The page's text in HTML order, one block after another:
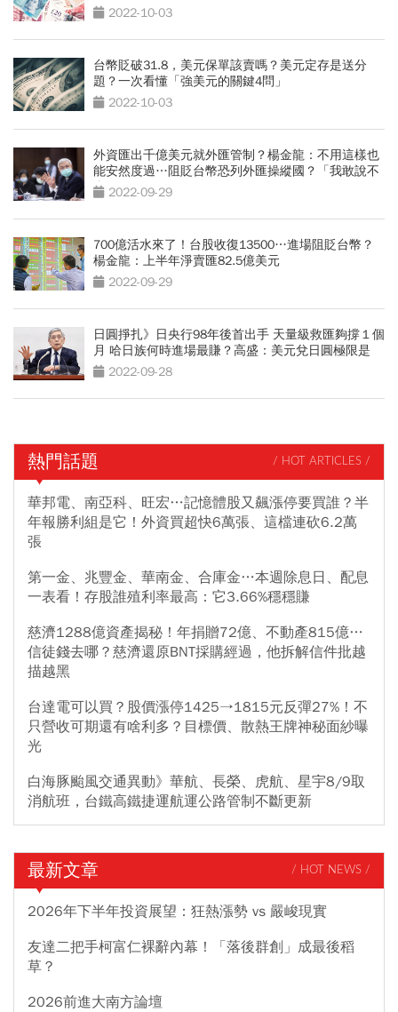
2022-10-03
台幣貶破31.8，美元保單該賣嗎？美元定存是送分
題？一次看懂「強美元的關鍵4問」
2022-10-03
外資匯出千億美元就外匯管制？楊金龍：不用這樣也
能安然度過…阻貶台幣恐列外匯操縱國？「我敢說不
會」2022-09-29
700億活水來了！台股收復13500…進場阻貶台幣？
楊金龍：上半年淨賣匯82.5億美元
2022-09-29
日圓掙扎》日央行98年後首出手 天量級救匯夠撐１個
月 哈日族何時進場最賺？高盛：美元兌日圓極限是
1552022-09-28
熱門話題 / HOT ARTICLES /
華邦電、南亞科、旺宏…記憶體股又飆漲停要買誰？半
年報勝利組是它！外資買超快6萬張、這檔連砍6.2萬
張
第一金、兆豐金、華南金、合庫金…本週除息日、配息
一表看！存股誰殖利率最高：它3.66%穩穩賺
慈濟1288億資產揭秘！年捐贈72億、不動產815億…
信徒錢去哪？慈濟還原BNT採購經過，他拆解信件批越
描越黑
台達電可以買？股價漲停1425→1815元反彈27%！不
只營收可期還有啥利多？目標價、散熱王牌神秘面紗曝
光
白海豚颱風交通異動》華航、長榮、虎航、星宇8/9取
消航班，台鐵高鐵捷運航運公路管制不斷更新
最新文章 / HOT NEWS /
2026年下半年投資展望：狂熱漲勢 vs 嚴峻現實
友達二把手柯富仁裸辭內幕！「落後群創」成最後稻
草？
2026前進大南方論壇